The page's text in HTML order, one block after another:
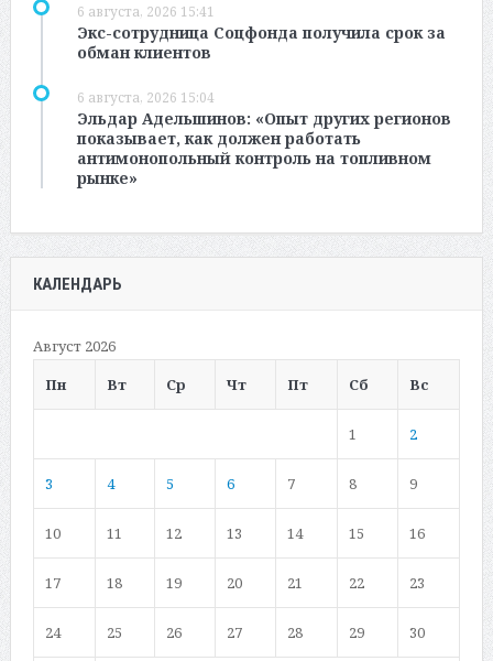
6 августа, 2026 15:41
Экс-сотрудница Соцфонда получила срок за
обман клиентов
6 августа, 2026 15:04
Эльдар Адельшинов: «Опыт других регионов
показывает, как должен работать
антимонопольный контроль на топливном
рынке»
КАЛЕНДАРЬ
Август 2026
Пн
Вт Ср Чт Пт Сб Вс
1 2
3 4 5 6 7 8 9
10 11 12 13 14 15 16
17 18 19 20 21 22 23
24 25 26 27 28 29 30